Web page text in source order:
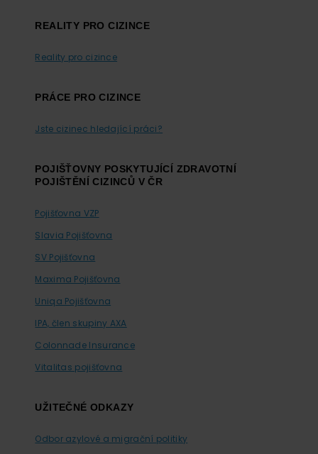
REALITY PRO CIZINCE
Reality pro cizince
PRÁCE PRO CIZINCE
Jste cizinec hledající práci?
POJIŠŤOVNY POSKYTUJÍCÍ ZDRAVOTNÍ
POJIŠTĚNÍ CIZINCŮ V ČR
Pojišťovna VZP
Slavia Pojišťovna
SV Pojišťovna
Maxima Pojišťovna
Uniqa Pojišťovna
IPA, člen skupiny AXA
Colonnade Insurance
Vitalitas pojišťovna
UŽITEČNÉ ODKAZY
Odbor azylové a migrační politiky